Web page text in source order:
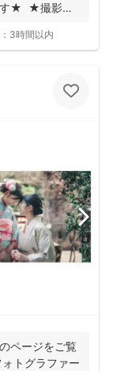
す★ ★撮影に
3時間以内
ページをご覧
トグラファー